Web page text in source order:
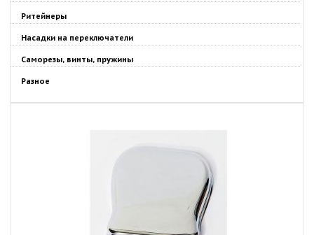
Ритейнеры
Насадки на переключатели
Саморезы, винты, пружины
Разное